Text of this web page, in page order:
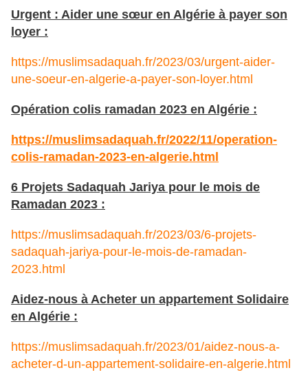
Urgent : Aider une sœur en Algérie à payer son
loyer :
https://muslimsadaquah.fr/2023/03/urgent-aider-
une-soeur-en-algerie-a-payer-son-loyer.html
Opération colis ramadan 2023 en Algérie :
https://muslimsadaquah.fr/2022/11/operation-
colis-ramadan-2023-en-algerie.html
6 Projets Sadaquah Jariya pour le mois de
Ramadan 2023 :
https://muslimsadaquah.fr/2023/03/6-projets-
sadaquah-jariya-pour-le-mois-de-ramadan-
2023.html
Aidez-nous à Acheter un appartement Solidaire
en Algérie :
https://muslimsadaquah.fr/2023/01/aidez-nous-a-
acheter-d-un-appartement-solidaire-en-algerie.html